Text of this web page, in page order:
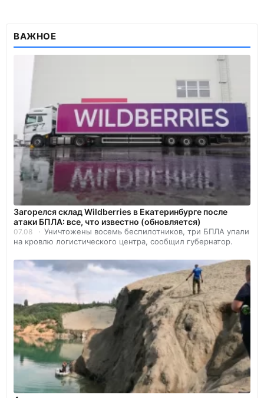
ВАЖНОЕ
Загорелся склад Wildberries в Екатеринбурге после
атаки БПЛА: все, что известно (обновляется)
07.08
Уничтожены восемь беспилотников, три БПЛА упали
на кровлю логистического центра, сообщил губернатор.